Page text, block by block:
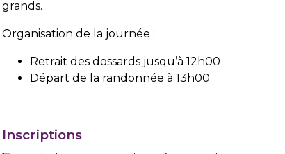
grands.
Organisation de la journée :
Retrait des dossards jusqu’à 12h00
Départ de la randonnée à 13h00
Inscriptions